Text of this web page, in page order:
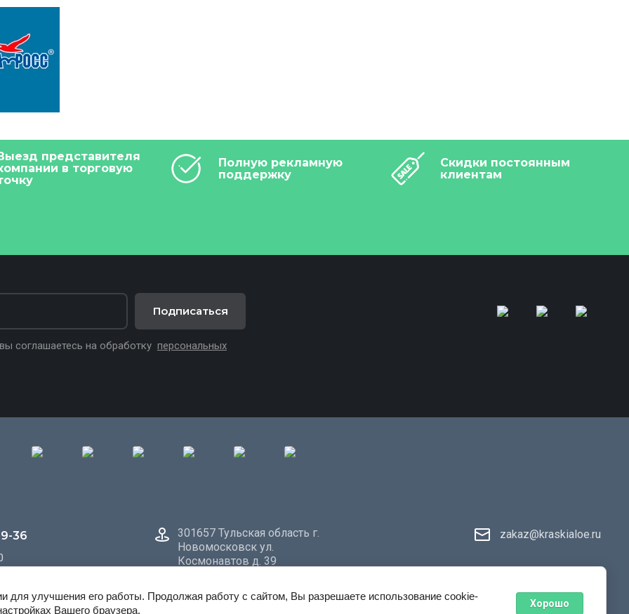
представителя
в торговую
Полную рекламную
поддержку
Скидки постоянным
клиентам
соглашаетесь на обработку персональных
Подписаться
36
301657 Тульская область г.
Новомосковск ул.
Космонавтов д. 39
zakaz@kraskialoe.ru
для улучшения его работы. Продолжая работу с сайтом, Вы разрешаете использование cookie-
Вашего браузера.
Хорошо